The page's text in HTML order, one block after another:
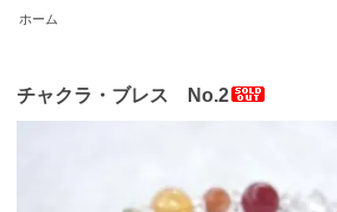
ホーム
チャクラ・ブレス No.2